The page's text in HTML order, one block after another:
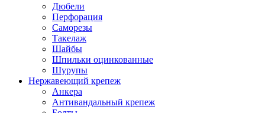
Дюбели
Перфорация
Саморезы
Такелаж
Шайбы
Шпильки оцинкованные
Шурупы
Нержавеющий крепеж
Анкера
Антивандальный крепеж